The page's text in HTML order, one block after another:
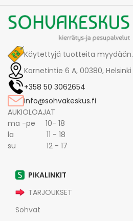
Käytettyjä tuotteita myydään.
Kornetintie 6 A, 00380, Helsinki
+358 50 3062654
info@sohvakeskus.fi
AUKIOLOAJAT
ma -pe 10- 18
la 11 - 18
su 12 - 17
PIKALINKIT
TARJOUKSET
Sohvat